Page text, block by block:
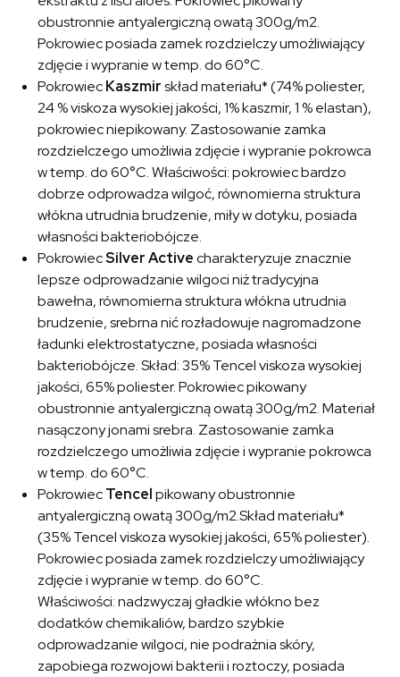
obustronnie antyalergiczną owatą 300g/m2.
Pokrowiec posiada zamek rozdzielczy umożliwiający
zdjęcie i wypranie w temp. do 60°C.
PokrowiecKaszmirskład materiału* (74% poliester,
24 % viskoza wysokiej jakości, 1% kaszmir, 1 % elastan),
pokrowiec niepikowany. Zastosowanie zamka
rozdzielczego umożliwia zdjęcie i wypranie pokrowca
w temp. do 60°C. Właściwości: pokrowiec bardzo
dobrze odprowadza wilgoć, równomierna struktura
włókna utrudnia brudzenie, miły w dotyku, posiada
własności bakteriobójcze.
PokrowiecSilver Activecharakteryzuje znacznie
lepsze odprowadzanie wilgoci niż tradycyjna
bawełna, równomierna struktura włókna utrudnia
brudzenie, srebrna nić rozładowuje nagromadzone
ładunki elektrostatyczne, posiada własności
bakteriobójcze. Skład: 35% Tencel viskoza wysokiej
jakości, 65% poliester. Pokrowiec pikowany
obustronnie antyalergiczną owatą 300g/m2. Materiał
nasączony jonami srebra. Zastosowanie zamka
rozdzielczego umożliwia zdjęcie i wypranie pokrowca
w temp. do 60°C.
PokrowiecTencelpikowany obustronnie
antyalergiczną owatą 300g/m2.Skład materiału*
(35% Tencel viskoza wysokiej jakości, 65% poliester).
Pokrowiec posiada zamek rozdzielczy umożliwiający
zdjęcie i wypranie w temp. do 60°C.
Właściwości: nadzwyczaj gładkie włókno bez
dodatków chemikaliów, bardzo szybkie
odprowadzanie wilgoci, nie podrażnia skóry,
zapobiega rozwojowi bakterii i roztoczy, posiada